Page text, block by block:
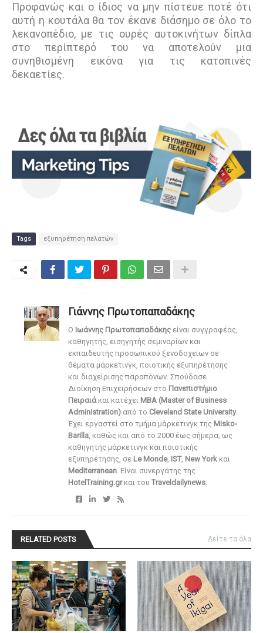
Προφανώς και ο ίδιος να μην πίστευε ποτέ ότι
αυτή η κουτάλα θα τον έκανε διάσημο σε όλο το
λεκανοπέδιο, με τις ουρές αυτοκινήτων δίπλα
στο περίπτερό του να αποτελούν μια
συνηθισμένη εικόνα για τις κατοπινές
δεκαετίες.
Tags εξυπηρέτηση πελατών
Γιάννης Πρωτοπαπαδάκης
O Ιωάννης Πρωτοπαπαδάκης είναι συγγραφέας,
καθηγητής, εισηγητής σεμιναρίων και
εκπαιδευτής προσωπικού ξενοδοχείων σε
θέματα μάρκετινγκ, ποιοτικής εξυπηρέτησης
και διαχείρισης παραπόνων. Σπούδασε
Διοίκηση Επιχειρήσεων στο Πανεπιστήμιο
Πειραιάκαι κατέχει MBA (Master of Business
Administration) από το Cleveland State University.
Έχει εργαστεί στο τμήμα μάρκετινγκ της Misko-
Barilla, καθώς και από το 2000 έως σήμερα, ως
καθηγητής μάρκετινγκ και ποιοτικής
εξυπηρέτησης, σε Le Monde, IST, New York και
Mediterranean. Είναι συνεργάτης της
HotelTraining.grκαι του Traveldailynews.
RELATED POSTS Δείτε τα όλα